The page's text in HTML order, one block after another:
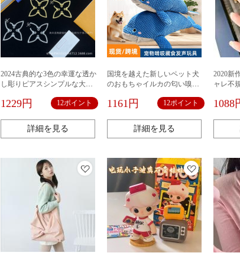
2024古典的な3色の幸運な透か
し彫りピアスシンプルな大き
色アレルギー防止イヤリング
1229円 12ポイント
詳細を見る
国境を越えた新しいペット犬
のおもちゃイルカの匂い嗅ぎ
食品ペット用品卸売
1161円 12ポイント
詳細を見る
2020新
ャレ不
1088